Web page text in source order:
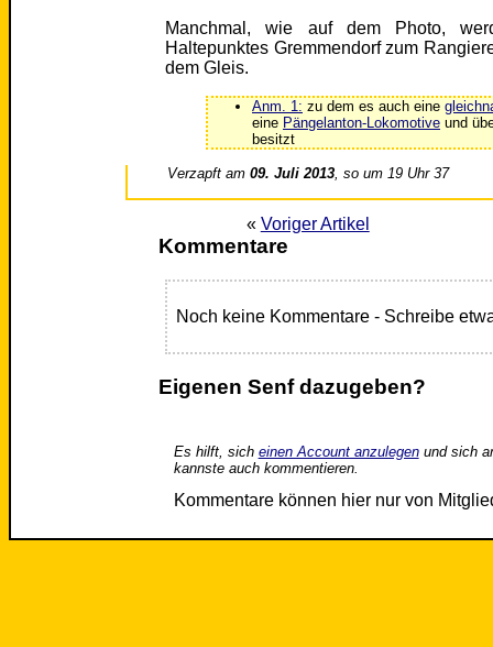
Manchmal, wie auf dem Photo,
Haltepunktes Gremmendorf zum
dem Gleis.
Anm. 1: zu dem es auch eine
eine Pängelanton-Lokomotive und
besitzt
Verzapft am09. Juli 2013 , so um 19 Uhr 37
« Voriger Artikel
Kommentare
Noch keine Kommentare - Schreibe
Eigenen Senf dazugeben?
Es hilft, sich einen Account anzulegenund sich
kannste auch kommentieren.
Kommentare können hier nur von